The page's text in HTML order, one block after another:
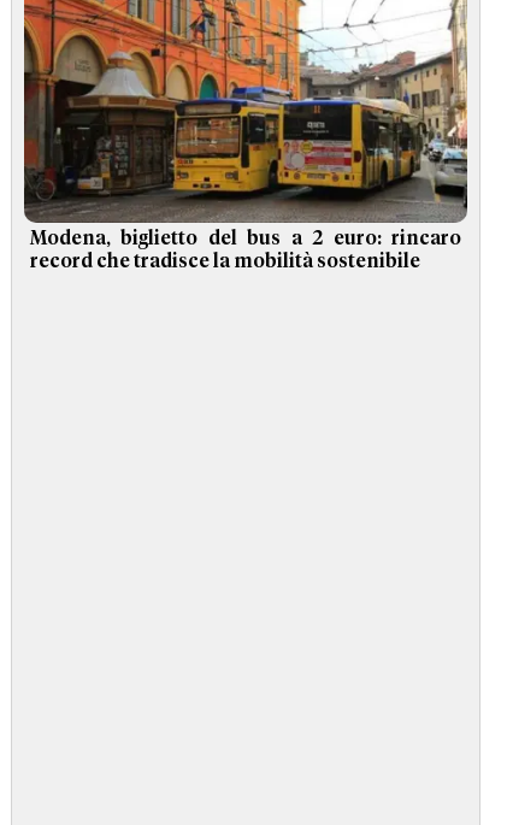
Modena, biglietto del bus a 2 euro: rincaro
record che tradisce la mobilità sostenibile